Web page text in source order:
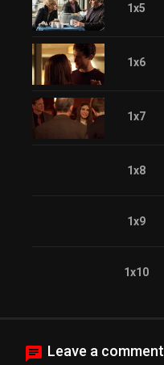
1x5
1x6
1x7
1x8
1x9
1x10
Leave a comment